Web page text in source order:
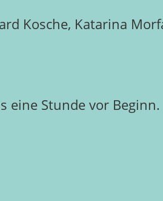
Kosche, Katarina
eine Stunde vor Beginn.